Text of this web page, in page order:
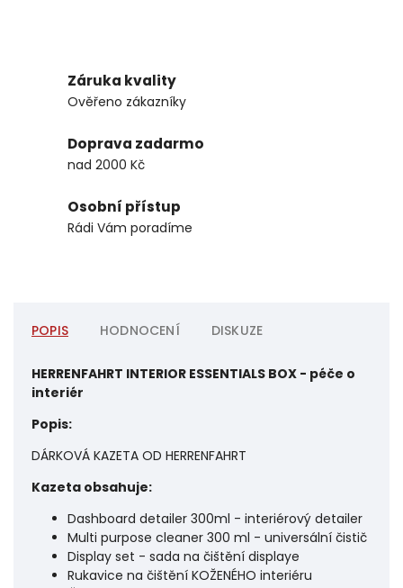
Záruka kvality
Ověřeno zákazníky
Doprava zadarmo
nad 2000 Kč
Osobní přístup
Rádi Vám poradíme
POPIS HODNOCENÍ DISKUZE
HERRENFAHRT INTERIOR ESSENTIALS BOX - péče o
interiér
Popis:
DÁRKOVÁ KAZETA OD HERRENFAHRT
Kazeta obsahuje:
Dashboard detailer 300ml - interiérový detailer
Multi purpose cleaner 300 ml - universální čistič
Display set - sada na čištění displaye
Rukavice na čištění KOŽENÉHO interiéru